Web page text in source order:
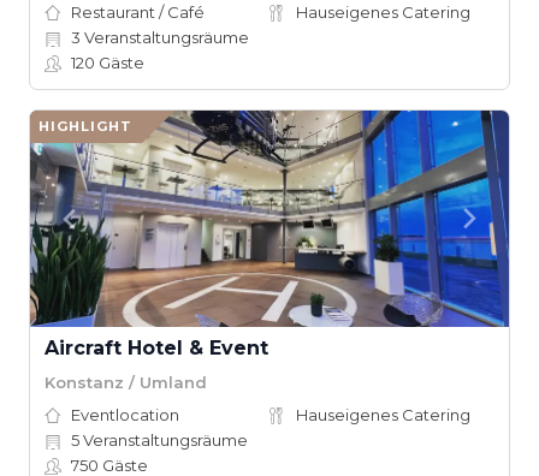
Restaurant / Café
Hauseigenes Catering
3 Veranstaltungsräume
120 Gäste
HIGHLIGHT
Aircraft Hotel & Event
Konstanz / Umland
Eventlocation
Hauseigenes Catering
5Veranstaltungsräume
750 Gäste